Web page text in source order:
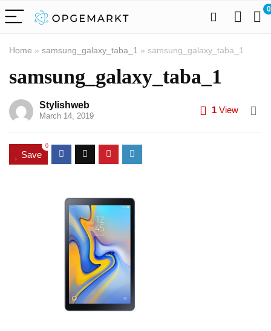
0
Home » samsung_galaxy_taba_1 » samsung_galaxy_taba_1
samsung_galaxy_taba_1
Stylishweb
March 14, 2019
1 View
Save
0